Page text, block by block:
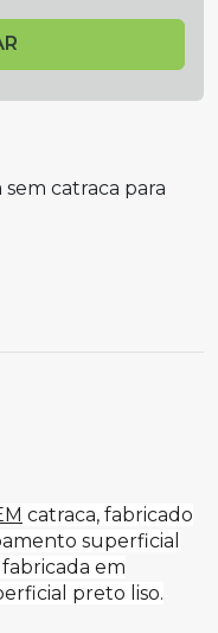
catraca para
catraca, fabricado
superficial
em
preto liso.